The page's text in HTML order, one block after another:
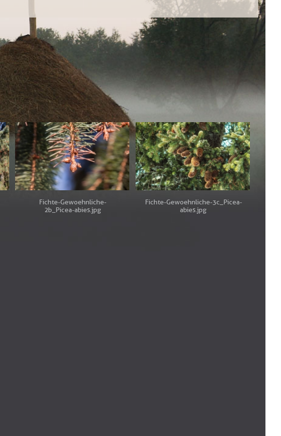
Fichte-Gewoehnliche-
2b_Picea-abies.jpg
Fichte-Gewoehnliche-3c_Picea-
abies.jpg